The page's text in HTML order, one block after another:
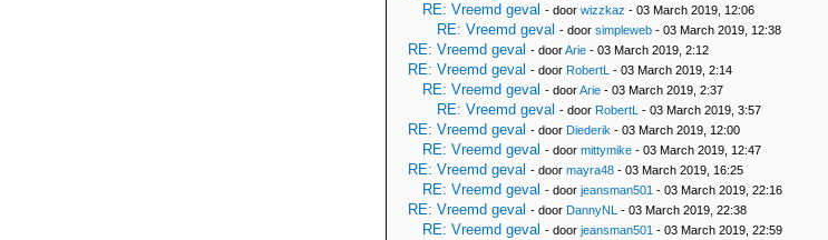
RE: Vreemd geval - door wizzkaz - 03 March 2019, 12:06
RE: Vreemd geval - door simpleweb - 03 March 2019, 12:38
RE: Vreemd geval - doorArie - 03 March 2019, 2:12
RE: Vreemd geval - door RobertL - 03 March 2019, 2:14
RE: Vreemd geval - doorArie - 03 March 2019, 2:37
RE: Vreemd geval - door RobertL - 03 March 2019, 3:57
RE: Vreemd geval - door Diederik - 03 March 2019, 12:00
RE: Vreemd geval - door mittymike - 03 March 2019, 12:47
RE: Vreemd geval - door mayra48 - 03 March 2019, 16:25
RE: Vreemd geval - door jeansman501 - 03 March 2019, 22:16
RE: Vreemd geval - door DannyNL - 03 March 2019, 22:38
RE: Vreemd geval - door jeansman501 - 03 March 2019, 22:59